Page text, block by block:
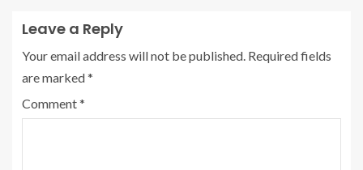
Leave a Reply
Your email address will not be published. Required fields
are marked*
Comment*